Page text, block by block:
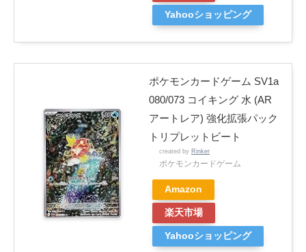
Yahooショッピング
ポケモンカードゲーム SV1a
080/073 コイキング 水 (AR
アートレア) 強化拡張パック
トリプレットビート
created by Rinker
ポケモンカードゲーム
Amazon
楽天市場
Yahooショッピング